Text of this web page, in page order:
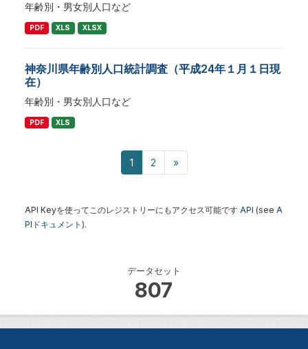
データセット
807
年齢別・男女別人口など
PDF XLS XLSX
神奈川県年齢別人口統計調査（平成24年１月１日現
在）
年齢別・男女別人口など
PDF XLS
1 2 »
API Keyを使ってこのレジストリーにもアクセス可能です API (see A
PIドキュメント ).